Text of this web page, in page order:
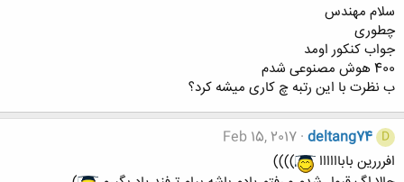
سلام مهندس
چطوری
جواب کنکور اومد
400 هوش مصنوعی شدم
ب نظرت با این رتبه چ کاری میشه کرد؟
D
deltang74
Feb 15, 2017
افرررین باباااااا
))))